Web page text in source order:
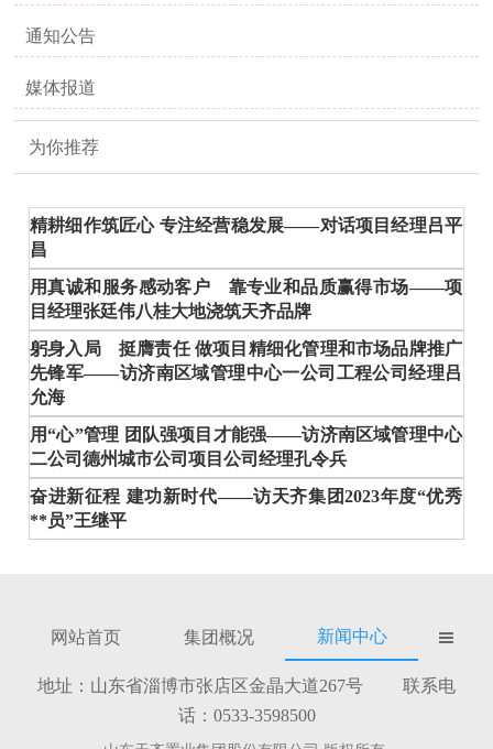
通知公告
媒体报道
为你推荐
精耕细作筑匠心 专注经营稳发展——对话项目经理吕平
昌
用真诚和服务感动客户 靠专业和品质赢得市场——项
目经理张廷伟八桂大地浇筑天齐品牌
躬身入局 挺膺责任 做项目精细化管理和市场品牌推广
先锋军——访济南区域管理中心一公司工程公司经理吕
允海
用“心”管理 团队强项目才能强——访济南区域管理中心
二公司德州城市公司项目公司经理孔令兵
奋进新征程 建功新时代——访天齐集团2023年度“优秀
**员”王继平
网站首页 集团概况 新闻中心 
地址：山东省淄博市张店区金晶大道267号 联系电
话：0533-3598500